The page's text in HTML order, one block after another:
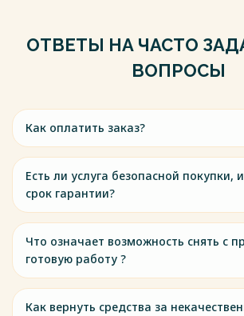
ОТВЕТЫ НА ЧАСТО
ВОПРОСЫ
Как оплатить заказ?
Есть ли услуга безопасной покупки,
срок гарантии?
Что означает возможность снять с
готовую работу ?
Как вернуть средства за